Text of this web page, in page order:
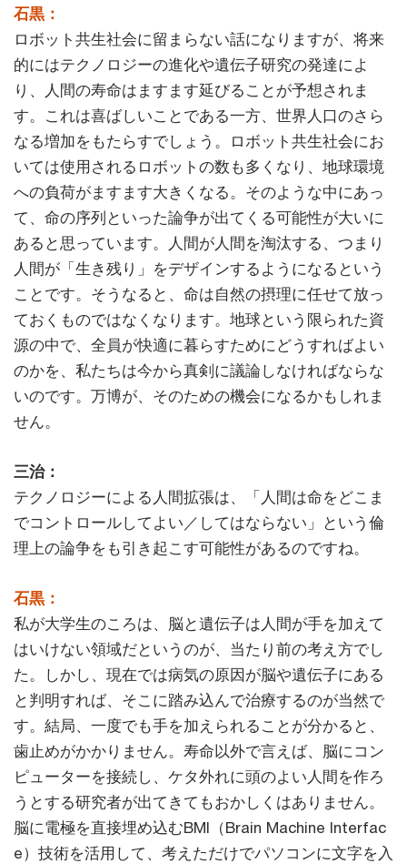
石黒：
ロボット共生社会に留まらない話になりますが、将来
的にはテクノロジーの進化や遺伝子研究の発達によ
り、人間の寿命はますます延びることが予想されま
す。これは喜ばしいことである一方、世界人口のさら
なる増加をもたらすでしょう。ロボット共生社会にお
いては使用されるロボットの数も多くなり、地球環境
への負荷がますます大きくなる。そのような中にあっ
て、命の序列といった論争が出てくる可能性が大いに
あると思っています。人間が人間を淘汰する、つまり
人間が「生き残り」をデザインするようになるという
ことです。そうなると、命は自然の摂理に任せて放っ
ておくものではなくなります。地球という限られた資
源の中で、全員が快適に暮らすためにどうすればよい
のかを、私たちは今から真剣に議論しなければならな
いのです。万博が、そのための機会になるかもしれま
せん。
三治：
テクノロジーによる人間拡張は、「人間は命をどこま
でコントロールしてよい／してはならない」という倫
理上の論争をも引き起こす可能性があるのですね。
石黒：
私が大学生のころは、脳と遺伝子は人間が手を加えて
はいけない領域だというのが、当たり前の考え方でし
た。しかし、現在では病気の原因が脳や遺伝子にある
と判明すれば、そこに踏み込んで治療するのが当然で
す。結局、一度でも手を加えられることが分かると、
歯止めがかかりません。寿命以外で言えば、脳にコン
ピューターを接続し、ケタ外れに頭のよい人間を作ろ
うとする研究者が出てきてもおかしくはありません。
脳に電極を直接埋め込むBMI（Brain Machine Interfac
e）技術を活用して、考えただけでパソコンに文字を入